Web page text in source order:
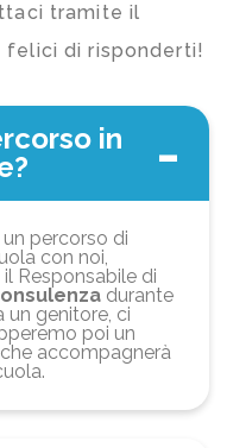
tramite il
di risponderti!
in
percorso di
con noi,
Responsabile di
durante
un genitore, ci
poi un
accompagnerà